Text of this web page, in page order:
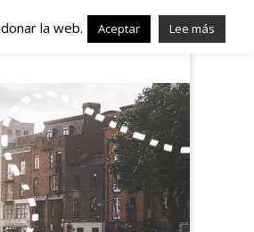
en
la web. Aceptar Lee más